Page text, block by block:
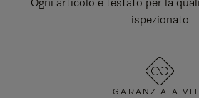
ispezionato
GARANZIA A